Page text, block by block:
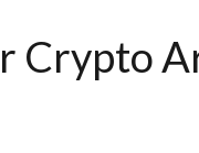
Crypto